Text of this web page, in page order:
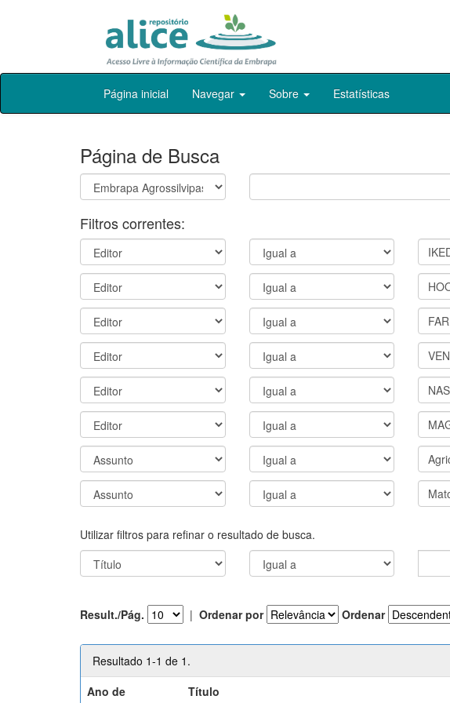
Skip
Página inicial Navegar Sobre Estatísticas
Página de Busca
Filtros correntes:
Utilizar filtros para refinar o resultado de busca.
Result./Pág. | Ordenar por Ordenar
Resultado 1-1 de 1.
Ano de
Título